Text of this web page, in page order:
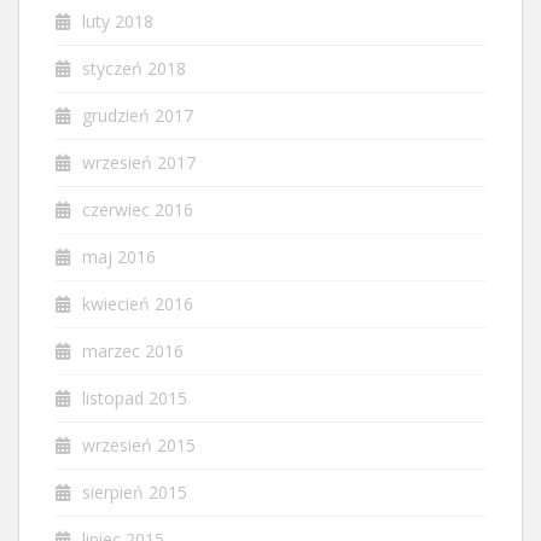
luty 2018
styczeń 2018
grudzień 2017
wrzesień 2017
czerwiec 2016
maj 2016
kwiecień 2016
marzec 2016
listopad 2015
wrzesień 2015
sierpień 2015